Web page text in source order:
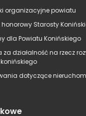
organizacyjne powiatu
Starosty
dla Powiatu Konińskiego
działalność na rzecz
dotyczące